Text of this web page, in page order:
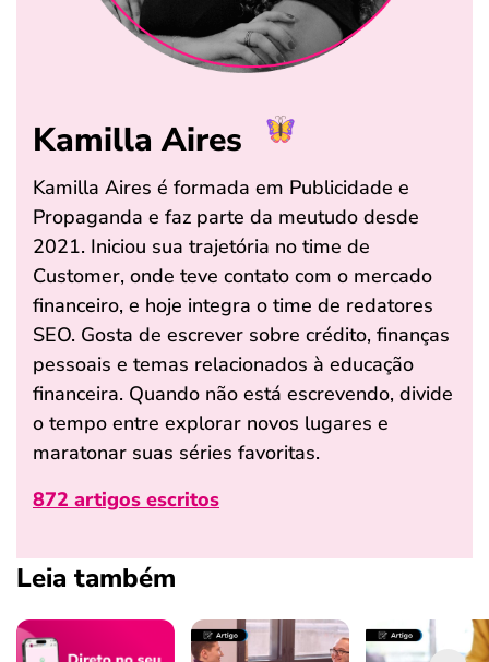
Kamilla Aires
Kamilla Aires é formada em Publicidade e
Propaganda e faz parte da meutudo desde
2021. Iniciou sua trajetória no time de
Customer, onde teve contato com o mercado
financeiro, e hoje integra o time de redatores
SEO. Gosta de escrever sobre crédito, finanças
pessoais e temas relacionados à educação
financeira. Quando não está escrevendo, divide
o tempo entre explorar novos lugares e
maratonar suas séries favoritas.
872 artigos escritos
Leia também